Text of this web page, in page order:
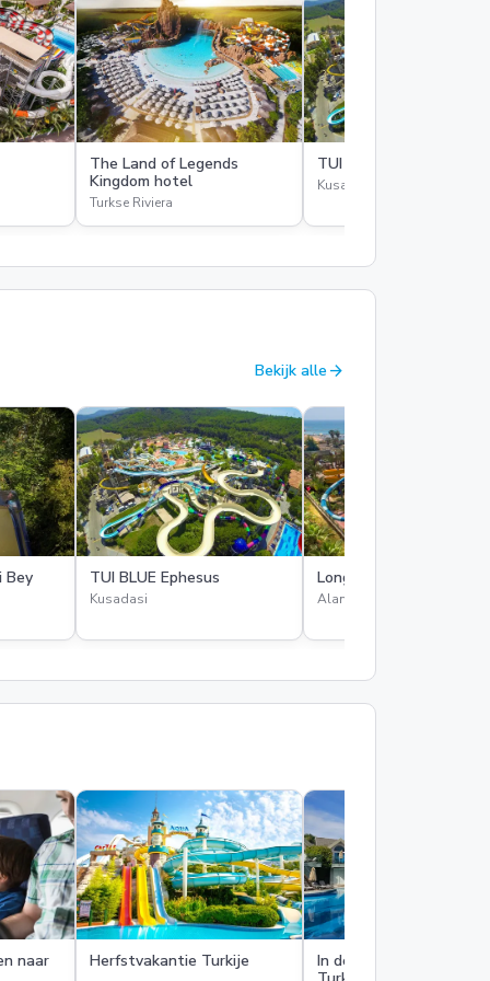
The Land of Legends
Kingdom hotel
Turkse Riviera
TUI BLUE Ephesus
Kusadasi
Bekijk alle arrow_forward
Bey
TUI BLUE Ephesus
Kusadasi
Long Beach Alanya
Alanya
naar
Herfstvakantie Turkije
In de meivakantie naar